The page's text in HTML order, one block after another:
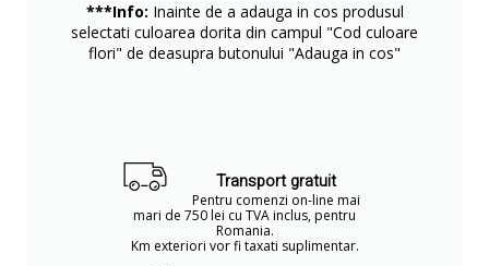
***Info: Inainte de a adauga in cos produsul
selectati culoarea dorita din campul "Cod culoare
flori" de deasupra butonului "Adauga in cos"
Transport gratuit
Pentru comenzi on-line mai
mari de 750 lei cu TVA inclus, pentru
Romania.
Km exteriori vor fi taxati suplimentar.